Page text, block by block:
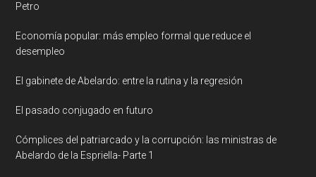
Petro
Economía popular: más empleo formal que reduce el
desempleo
El gabinete de Abelardo: entre la rutina y la regresión
El pasado conjugado en futuro
Cómplices del patriarcado y la corrupción: las ministras de
Abelardo de la Espriella- Parte 1